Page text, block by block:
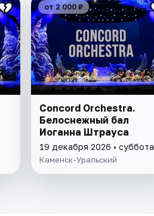
от 2 000 ₽
Concord Orchestra.
Белоснежный бал
Иоганна Штрауса
19 декабря 2026 • суббота
Каменск-Уральский